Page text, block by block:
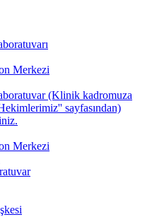
Merkezi
(Klinik kadromuza
sayfasından)
Merkezi